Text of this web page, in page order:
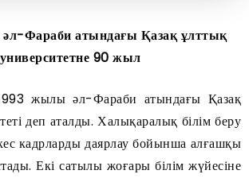
әл-Фараби атындағы Қазақ ұлттық
университетне 90 жыл
жылы әл-Фараби атындағы Қазақ
деп аталды. Халықаралық білім беру
кадрларды даярлау бойынша алғашқы
Екі сатылы жоғары білім жүйесіне